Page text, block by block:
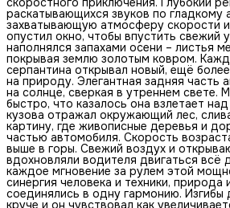
раскатывающихся звуков по гладкому
захватывающую атмосферу скорости
опустил окно, чтобы впустить свежий
наполнялся запахами осени – листья
покрывая землю золотым ковром.
серпантина открывал новый, ещё
на природу. Элегантная задняя часть
на солнце, сверкая в утреннем свете.
быстро, что казалось она взлетает
кузова отражал окружающий лес,
картину, где живописные деревья и
частью автомобиля. Скорость
выше в горы. Свежий воздух и
вдохновляли водителя двигаться всё
каждое мгновение за рулем этой
синергия человека и техники, природа
соединялись в одну гармонию. Изгибы
круче и он чувствовал как